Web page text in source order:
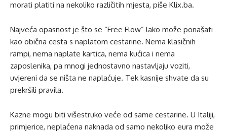
morati platiti na nekoliko različitih mjesta, piše Klix.ba.
Najveća opasnost je što se “Free Flow” lako može ponašati
kao obična cesta s naplatom cestarine. Nema klasičnih
rampi, nema naplate kartica, nema kućica i nema
zaposlenika, pa mnogi jednostavno nastavljaju voziti,
uvjereni da se ništa ne naplaćuje. Tek kasnije shvate da su
prekršili pravila.
Kazne mogu biti višestruko veće od same cestarine. U Italiji,
primjerice, neplaćena naknada od samo nekoliko eura može